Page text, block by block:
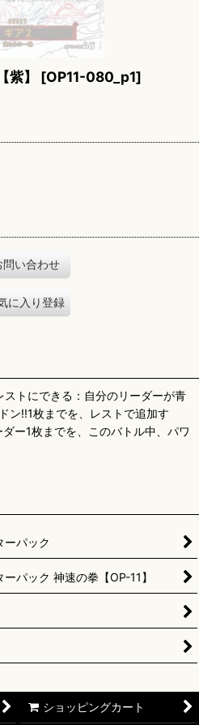
】 [OP11-080_p1]
問い合わせ
に入り登録
ストにできる：自分のリーダーが青
ン!!1枚までを、レストで追加す
ー1枚までを、このバトル中、パワ
ーパック
パック 神速の拳【OP-11】
ショッピングカート